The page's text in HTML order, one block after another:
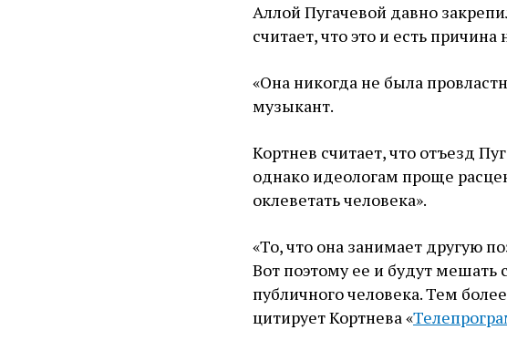
Аллой Пугачевой давно
считает, что это и есть
«Она никогда не была
музыкант.
Кортнев считает, что отъезд
однако идеологам проще
оклеветать человека».
«То, что она занимает другую
Вот поэтому ее и будут
публичного человека. Тем
цитирует Кортнева «